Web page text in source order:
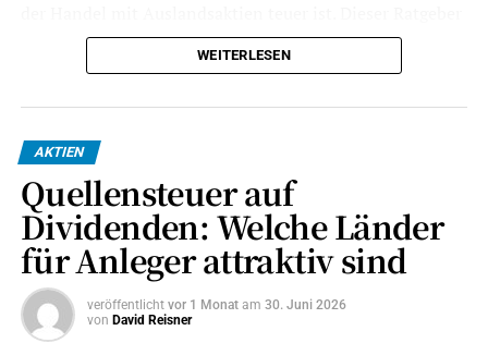
zeigt, worauf Anleger achten sollten, bevor sie ein
Dividenden-Depot eröffnen oder ihr bestehendes Depot
Stand: Juli 2026.
Anlageberatung und keine Steuerberatung, sondern eine
Orientierung für Privatanleger in Deutschland.
Das Wichtigste in Kürze – Kosten
und Steuern
WEITERLESEN
AKTIEN
Quellensteuer auf
Dividenden: Welche Länder
für Anleger attraktiv sind
veröffentlicht vor 1 Monat am 30. Juni 2026
von David Reisner